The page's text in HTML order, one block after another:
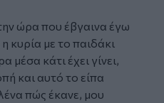
ώρα που έβγαινα έγω
κυρία με το παιδάκι
μέσα κάτι έχει γίνει,
και αυτό το είπα
πώς έκανε, μου